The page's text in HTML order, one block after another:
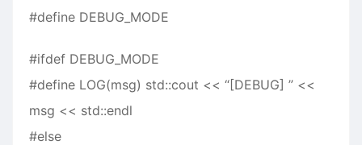
#define DEBUG_MODE
#ifdef DEBUG_MODE
#define LOG(msg) std::cout << “[DEBUG] ” <<
msg << std::endl
#else